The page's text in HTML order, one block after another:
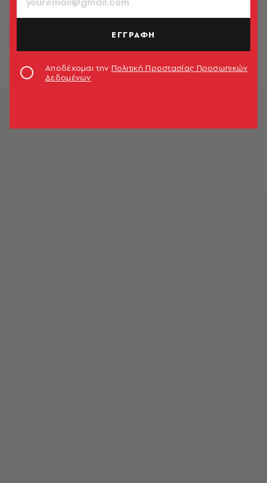
ΕΛΛΑΔΑ
Πώς θα σώσουμε τα παιδιά από την
προπαγάνδα των δασκάλων τους;
Μάνος Βουλαρίνος
ΕΓΓΡΑΦΗ
Αποδέχομαι την Πολιτική Προστασίας Προσωπικών
Δεδομένων